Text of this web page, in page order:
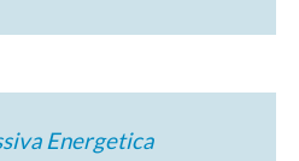
Energetica